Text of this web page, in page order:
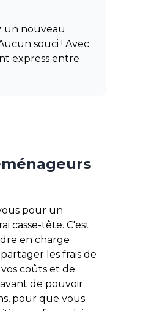
un nouveau
souci ! Avec
express entre
pour un
casse-tête. C'est
en charge
les frais de
coûts et de
de pouvoir
pour que vous